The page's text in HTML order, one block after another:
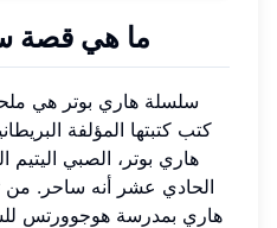
ما هي قصة
سلسلة هاري بوتر هي
كتب كتبتها المؤلفة
هاري بوتر، الصبي
الحادي عشر أنه ساحر. من
هاري بمدرسة هوجوورتس